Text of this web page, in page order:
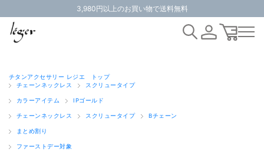
3,980円以上のお買い物で送料無料
チタンアクセサリー レジエ トップ
チェーンネックレス
スクリュータイプ
カラーアイテム IPゴールド
チェーンネックレス スクリュータイプ Bチェーン
まとめ割り
ファーストデー対象